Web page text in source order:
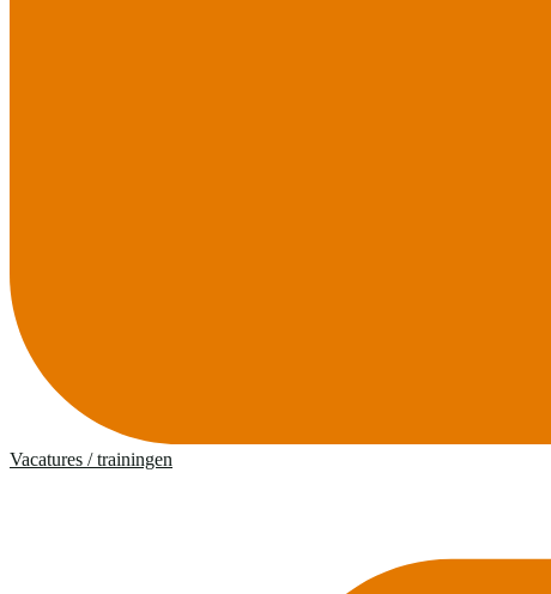
Vacatures / trainingen